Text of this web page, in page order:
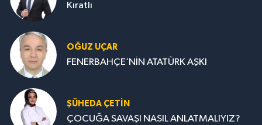
Kıratlı
OĞUZ UÇAR
FENERBAHÇE’NİN ATATÜRK AŞKI
ŞÜHEDA ÇETİN
ÇOCUĞA SAVAŞI NASIL ANLATMALIYIZ?